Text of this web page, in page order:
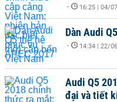
- 16:25 | 04/
Dàn Audi
- 14:34 | 22/
Audi Q5
đại và tiết